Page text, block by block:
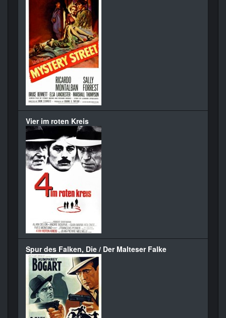
Vier im roten Kreis
Spur des Falken, Die / Der Malteser Falke